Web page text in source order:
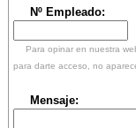
Nº Empleado:
Para opinar en nuestra
para darte acceso, no
Mensaje: